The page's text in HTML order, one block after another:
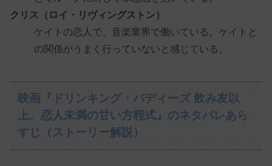
クリス（ロイ・リヴィングストン）
ケイトの恋人で、音楽業界で働いている。ケイトと
の関係がうまく行っていないと感じている。
映画『ドリンキング・バディーズ 飲み友以
上、恋人未満の甘い方程式』のネタバレあら
すじ（ストーリー解説）